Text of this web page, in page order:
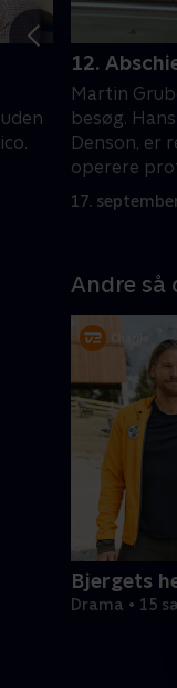
12.
Martin
besøg.
Denson, er
operere
yndlingsnevø.
17.
Andre så
Bjergets
Drama • 15